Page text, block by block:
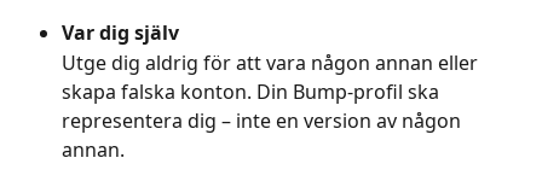
Var dig själv
Utge dig aldrig för att vara någon annan eller
skapa falska konton. Din Bump-profil ska
representera dig – inte en version av någon
annan.